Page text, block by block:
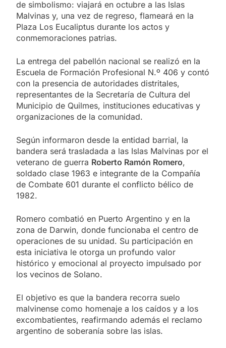
de simbolismo: viajará en octubre a las Islas
Malvinas y, una vez de regreso, flameará en la
Plaza Los Eucaliptus durante los actos y
conmemoraciones patrias.
La entrega del pabellón nacional se realizó en la
Escuela de Formación Profesional N.º 406 y contó
con la presencia de autoridades distritales,
representantes de la Secretaría de Cultura del
Municipio de Quilmes, instituciones educativas y
organizaciones de la comunidad.
Según informaron desde la entidad barrial, la
bandera será trasladada a las Islas Malvinas por el
veterano de guerra Roberto Ramón Romero,
soldado clase 1963 e integrante de la Compañía
de Combate 601 durante el conflicto bélico de
1982.
Romero combatió en Puerto Argentino y en la
zona de Darwin, donde funcionaba el centro de
operaciones de su unidad. Su participación en
esta iniciativa le otorga un profundo valor
histórico y emocional al proyecto impulsado por
los vecinos de Solano.
El objetivo es que la bandera recorra suelo
malvinense como homenaje a los caídos y a los
excombatientes, reafirmando además el reclamo
argentino de soberanía sobre las islas.